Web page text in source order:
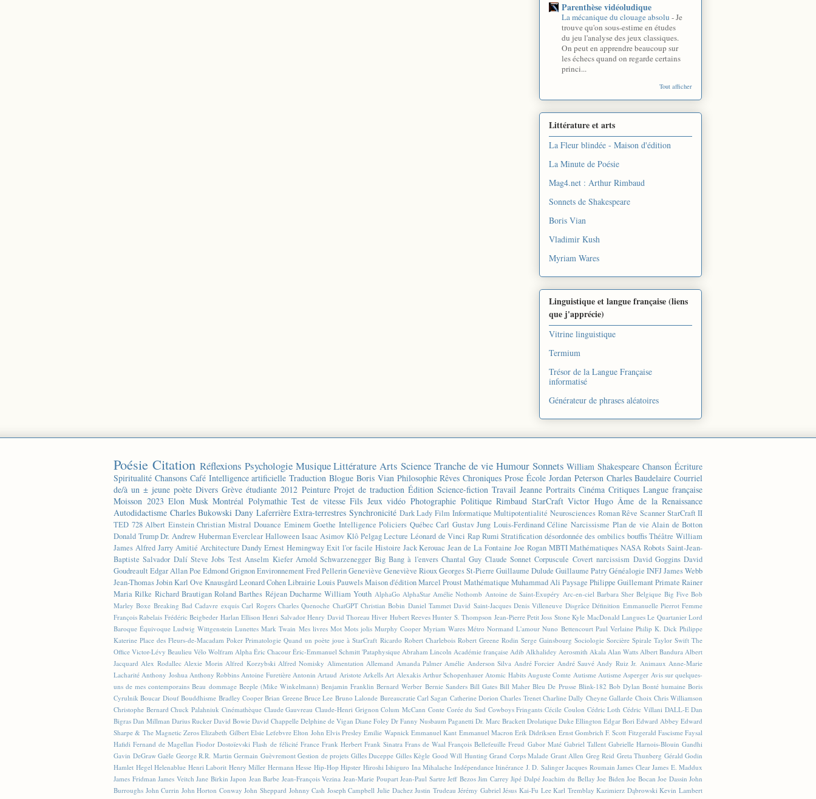
Parenthèse vidéoludique
La mécanique du clouage absolu -Je
trouve qu'on sous-estime en études
du jeu l'analyse des jeux classiques.
On peut en apprendre beaucoup sur
les échecs quand on regarde certains
princi...
Tout afficher
Littérature et arts
La Fleur blindée - Maison d'édition
La Minute de Poésie
Mag4.net : Arthur Rimbaud
Sonnets de Shakespeare
Boris Vian
Vladimir Kush
Myriam Wares
Linguistique et langue française (liens
que j'apprécie)
Vitrine linguistique
Termium
Trésor de la Langue Française
informatisé
Générateur de phrases aléatoires
Poésie Citation Réflexions Psychologie Musique Littérature Arts Science Tranche de vie Humour Sonnets William Shakespeare Chanson Écriture
Spiritualité Chansons Café Intelligence artificielle Traduction Blogue Boris Vian Philosophie Rêves Chroniques Prose École Jordan Peterson Charles Baudelaire Courriel
de/à un ± jeune poète Divers Grève étudiante 2012 Peinture Projet de traduction Édition Science-fiction Travail Jeanne Portraits Cinéma Critiques Langue française
Moisson 2023 Elon Musk Montréal Polymathie Test de vitesse Fils Jeux vidéo Photographie Politique Rimbaud StarCraft Victor Hugo Âme de la Renaissance
Autodidactisme Charles Bukowski Dany Laferrière Extra-terrestres Synchronicité Dark Lady Film Informatique Multipotentialité Neurosciences Roman Rêve Scanner StarCraft II
TED 728 Albert Einstein Christian Mistral Douance Eminem Goethe Intelligence Policiers Québec Carl Gustav Jung Louis-Ferdinand Céline Narcissisme Plan de vie Alain de Botton
Donald Trump Dr. Andrew Huberman Everclear Halloween Isaac Asimov Klô Pelgag Lecture Léonard de Vinci Rap Rumi Stratification désordonnée des ombilics bouffis Théâtre William
James Alfred Jarry Amitié Architecture Dandy Ernest Hemingway Exit l'or facile Histoire Jack Kerouac Jean de La Fontaine Joe Rogan MBTI Mathématiques NASA Robots Saint-Jean-
Baptiste Salvador Dalí Steve Jobs Test Anselm Kiefer Arnold Schwarzenegger Big Bang à l'envers Chantal Guy Claude Sonnet Corpuscule Covert narcissism David Goggins David
Goudreault Edgar Allan Poe Edmond GrignonEnvironnement Fred PellerinGeneviève Geneviève RiouxGeorges St-Pierre Guillaume Dulude Guillaume PatryGénéalogie INFJJames Webb
Jean-Thomas JobinKarl Ove KnausgårdLeonard CohenLibrairie Louis PauwelsMaison d'éditionMarcel Proust Mathématique Muhammad Ali Paysage Philippe Guillemant Primate Rainer
Maria Rilke Richard Brautigan Roland Barthes Réjean Ducharme William Youth AlphaGo AlphaStar Amélie Nothomb Antoine de Saint-Exupéry Arc-en-ciel Barbara Sher Belgique Big Five Bob
Marley Boxe Breaking Bad Cadavre exquis Carl Rogers Charles Quenoche ChatGPT Christian Bobin Daniel Tammet David Saint-Jacques Denis Villeneuve Disgrâce Définition Emmanuelle Pierrot Femme
François Rabelais Frédéric Beigbeder Harlan Ellison Henri Salvador Henry David Thoreau Hiver Hubert Reeves Hunter S. Thompson Jean-Pierre Petit Joss Stone Kyle MacDonald Langues Le Quartanier Lord
Baroque Équivoque Ludwig Wittgenstein Lunettes Mark Twain Mes livres Mot Mots jolis Murphy Cooper Myriam Wares Métro Normand L'amour Nuno Bettencourt Paul Verlaine Philip K. Dick Philippe
Katerine Place des Fleurs-de-Macadam Poker Primatologie Quand un poète joue à StarCraft Ricardo Robert Charlebois Robert Greene Rodin Serge Gainsbourg Sociologie Sorcière Spirale Taylor Swift The
Office Victor-Lévy Beaulieu Vélo Wolfram Alpha Éric Chacour Éric-Emmanuel Schmitt 'Pataphysique Abraham Lincoln Académie française Adib Alkhalidey Aerosmith Akala Alan Watts Albert Bandura Albert
Jacquard Alex Rodallec Alexie Morin Alfred Korzybski Alfred Nomisky Alimentation Allemand Amanda Palmer Amélie Anderson Silva André Forcier André Sauvé Andy Ruiz Jr. Animaux Anne-Marie
Lacharité Anthony Joshua Anthony Robbins Antoine Furetière Antonin Artaud Aristote Arkells Art Alexakis Arthur Schopenhauer Atomic Habits Auguste Comte Autisme Autisme Asperger Avis sur quelques-
uns de mes contemporains Beau dommage Beeple (Mike Winkelmann) Benjamin Franklin Bernard Werber Bernie Sanders Bill Gates Bill Maher Bleu De Prusse Blink-182 Bob Dylan Bonté humaine Boris
Cyrulnik Boucar Diouf Bouddhisme Bradley Cooper Brian Greene Bruce Lee Bruno Lalonde Bureaucratie Carl Sagan Catherine Dorion Charles Trenet Charline Dally Cheyne Gallarde Choix Chris Williamson
Christophe Bernard Chuck Palahniuk Cinémathèque Claude Gauvreau Claude-Henri Grignon Colum McCann Conte Corée du Sud Cowboys Fringants Cécile Coulon Cédric Loth Cédric Villani DALL-E Dan
Bigras Dan Millman Darius Rucker David Bowie David Chappelle Delphine de Vigan Diane Foley Dr Fanny Nusbaum Paganetti Dr. Marc Brackett Drolatique Duke Ellington Edgar Bori Edward Abbey Edward
Sharpe & The Magnetic Zeros Elizabeth Gilbert Elsie Lefebvre Elton John Elvis Presley Emilie Wapnick Emmanuel Kant Emmanuel Macron Erik Didriksen Ernst Gombrich F. Scott Fitzgerald Fascisme Faysal
Hafidi Fernand de Magellan Fiodor Dostoïevski Flash de félicité France Frank Herbert Frank Sinatra Frans de Waal François Bellefeuille Freud Gabor Maté Gabriel Tallent Gabrielle Harnois-Blouin Gandhi
Gavin DeGraw Gaële George R.R. Martin Germain Guèvremont Gestion de projets Gilles Duceppe Gilles Kègle Good Will Hunting Grand Corps Malade Grant Allen Greg Reid Greta Thunberg Gérald Godin
Hamlet Hegel Helenablue Henri Laborit Henry Miller Hermann Hesse Hip-Hop Hipster Hiroshi Ishiguro Ina Mihalache Indépendance Itinérance J. D. Salinger Jacques Roumain James Clear James E. Maddux
James Fridman James Veitch Jane Birkin Japon Jean Barbe Jean-François Vezina Jean-Marie Poupart Jean-Paul Sartre Jeff Bezos Jim Carrey Jipé Dalpé Joachim du Bellay Joe Biden Joe Bocan Joe Dassin John
Burroughs John Currin John Horton Conway John Sheppard Johnny Cash Joseph Campbell Julie Dachez Justin Trudeau Jérémy Gabriel Jésus Kai-Fu Lee Karl Tremblay Kazimierz Dąbrowski Kevin Lambert